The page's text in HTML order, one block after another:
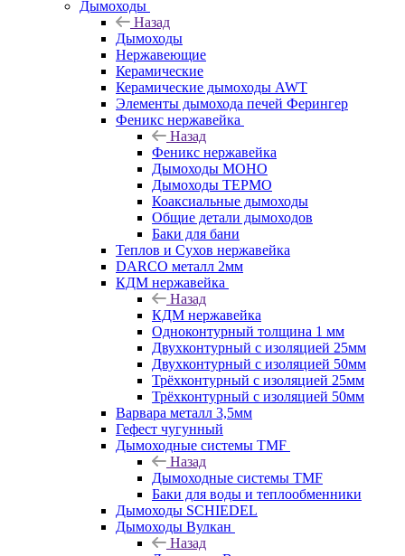
Дымоходы
Назад
Дымоходы
Нержавеющие
Керамические
Керамические дымоходы AWT
Элементы дымохода печей Ферингер
Феникс нержавейка
Назад
Феникс нержавейка
Дымоходы МОНО
Дымоходы ТЕРМО
Коаксиальные дымоходы
Общие детали дымоходов
Баки для бани
Теплов и Сухов нержавейка
DARCO металл 2мм
КДМ нержавейка
Назад
КДМ нержавейка
Одноконтурный толщина 1 мм
Двухконтурный с изоляцией 25мм
Двухконтурный с изоляцией 50мм
Трёхконтурный с изоляцией 25мм
Трёхконтурный с изоляцией 50мм
Варвара металл 3,5мм
Гефест чугунный
Дымоходные системы TMF
Назад
Дымоходные системы TMF
Баки для воды и теплообменники
Дымоходы SCHIEDEL
Дымоходы Вулкан
Назад